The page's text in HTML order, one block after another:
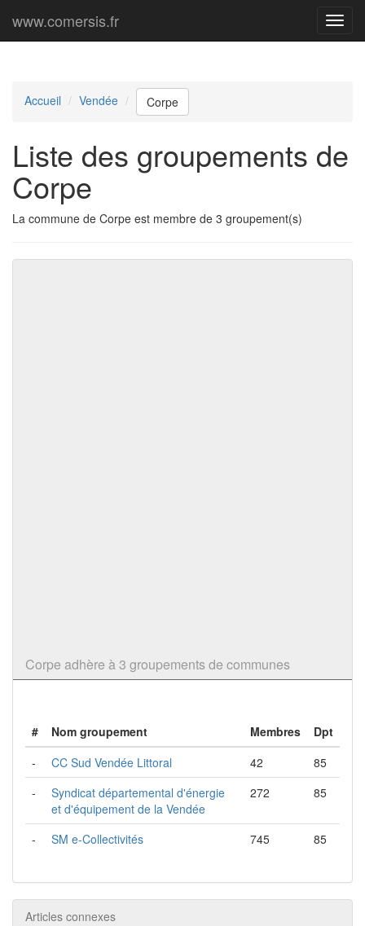
Menu
www.comersis.fr
Accueil Vendée Corpe
Liste des groupements de
Corpe
La commune de Corpe est membre de 3 groupement(s)
Corpe adhère à 3 groupements de communes
# Nom groupement Membres
Dpt
-
CC Sud Vendée Littoral 42
85
-
Syndicat départemental d'énergie
et d'équipement de la Vendée
272 85
- SM e-Collectivités 745 85
Articles connexes